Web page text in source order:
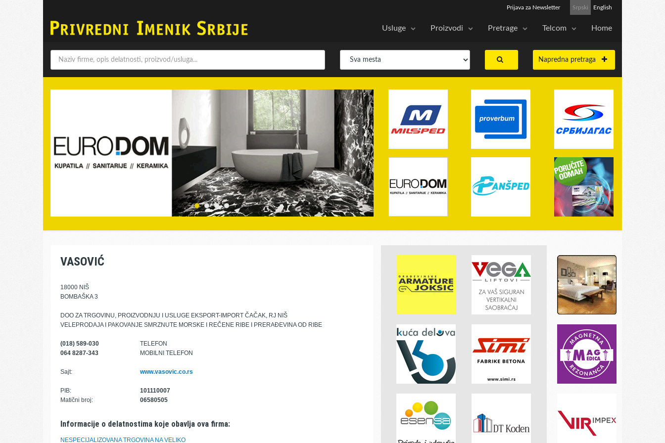
Srpski English
Prijava za Newsletter
Usluge Proizvodi Pretrage Telcom Home
Napredna pretraga
VASOVIĆ
18000 NIŠ
BOMBAŠKA 3
DOO ZA TRGOVINU, PROIZVODNJU I USLUGE EKSPORT-IMPORT ČAČAK, RJ NIŠ
VELEPRODAJA I PAKOVANJE SMRZNUTE MORSKE I REČENE RIBE I PRERAĐEVINA OD RIBE
(018) 589-030
TELEFON
064 8287-343
MOBILNI TELEFON
Sajt: www.vasovic.co.rs
PIB:
101110007
Matični broj:
06580505
Informacije o delatnostima koje obavlja ova firma:
NESPECIJALIZOVANA TRGOVINA NA VELIKO